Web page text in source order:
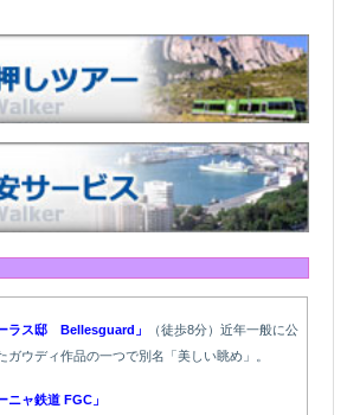
ラス邸 Bellesguard」
（徒歩8分）近年一般に公
ガウディ作品の一つで別名「美しい眺め」。
ニャ鉄道 FGC」